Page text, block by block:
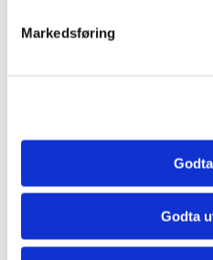
Markedsføring
Godta
Relasjonelle samtaler
Semester: 3
MARV531
Kulturell kompetanse i